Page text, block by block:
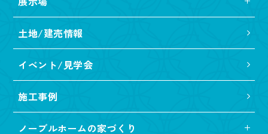
土地/建売情報
イベント/見学会
施工事例
ノーブルホームの家づくり